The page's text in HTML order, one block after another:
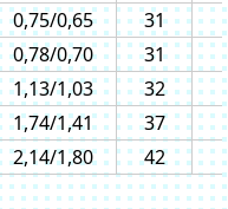
0,75/0,65 31
0,78/0,70 31
1,13/1,03 32
1,74/1,41 37
2,14/1,80 42